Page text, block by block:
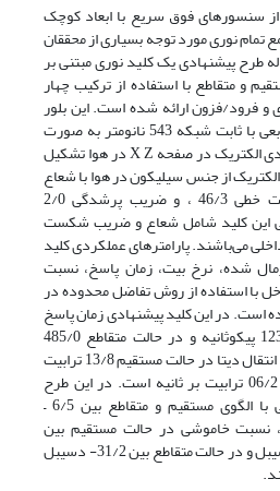
سنسورهای فوق سریع با ابعاد کوچک
تمام نوری مورد توجه بسیاری از محققان
طرح پیشنهادی یک کلید نوری مبتنی بر
و متقاطع با استفاده از ترکیب چهار
فرود/فزون ارائه شده است. این بلور
فوتونی به صورت شبکه مربعی با ثابت شبکه 543 نانومتر به صورت
آرایشی از 21 ×29 میله های دی الکتریک در صفحه X Z در هوا تشکیل
از جنس سیلیکون در هوا با شعاع
109 نانومتر، ضریب شکست خطی 46/3 ، و ضریب پرشدگی 2/0
این کلید شامل شعاع و ضریب شکست
می‌باشند. پارامترهای عملکردی کلید
شده، نرخ بیت، زمان پاسخ، نسبت
با استفاده از روش تفاضل محدوده در
است. در این کلید پیشنهادی زمان پاسخ
دهی در حالت مستقیم 123/0 پیکوثانیه و در حالت متقاطع 485/0
پیکوثانیه است همچنین نرخ انتقال دیتا در حالت مستقیم 13/8 ترابیت
بر ثانیه و در حالت متقاطع 06/2 ترابیت بر ثانیه است. در این طرح
محدوده تغییرات همشنوایی با الگوی مستقیم و متقاطع بین 6/5 –
17- دسیبل، نسبت خاموشی در حالت مستقیم بین
031/9 – دسیبل تا 82/6- دسیبل و در حالت متقاطع بین 31/2- دسیبل